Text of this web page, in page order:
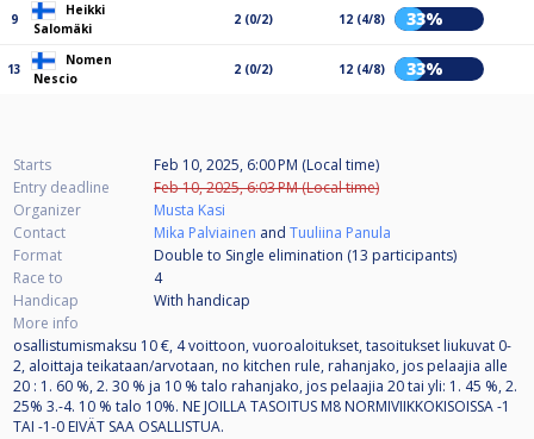
9
Heikki
Salomäki
2 (0/2) 12 (4/8) 33%
13
Nomen
Nescio
2 (0/2) 12 (4/8) 33%
Starts
Feb 10, 2025, 6:00 PM (Local time)
Entry deadline
Feb 10, 2025, 6:03 PM (Local time)
Organizer
Musta Kasi
Contact
Mika Palviainen and Tuuliina Panula
Format
Double to Single elimination (13 participants)
Race to
4
Handicap
With handicap
More info
osallistumismaksu 10 €, 4 voittoon, vuoroaloitukset, tasoitukset liukuvat 0-
2, aloittaja teikataan/arvotaan, no kitchen rule, rahanjako, jos pelaajia alle
20 : 1. 60 %, 2. 30 % ja 10 % talo rahanjako, jos pelaajia 20 tai yli: 1. 45 %, 2.
25% 3.-4. 10 % talo 10%. NE JOILLA TASOITUS M8 NORMIVIIKKOKISOISSA -1
TAI -1-0 EIVÄT SAA OSALLISTUA.